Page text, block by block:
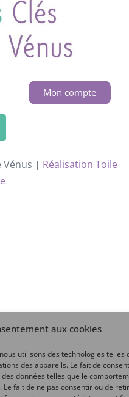
aux cookies
utilisons des technologies telles
des appareils. Le fait de
données telles que le
Le fait de ne pas consentir ou de
Mon compte
Vénus | Réalisation Toile